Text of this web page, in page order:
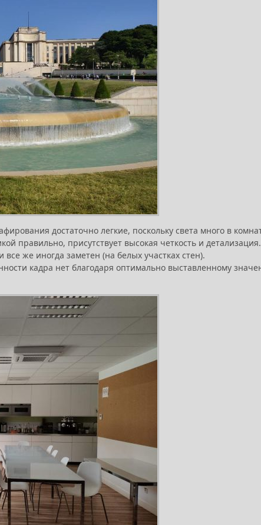
достаточно легкие, поскольку света много в
правильно, присутствует высокая четкость и детализация.
же иногда заметен (на белых участках стен).
кадра нет благодаря оптимально выставленному